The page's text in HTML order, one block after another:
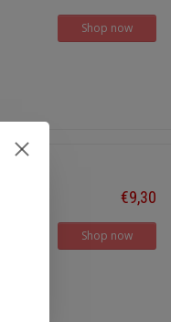
Shop now
€9,30
Shop now